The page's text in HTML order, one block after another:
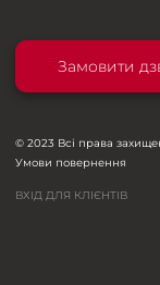
Замовити
© 2023 Всі права
Умови повернення
ВХІД ДЛЯ КЛІЄНТІВ